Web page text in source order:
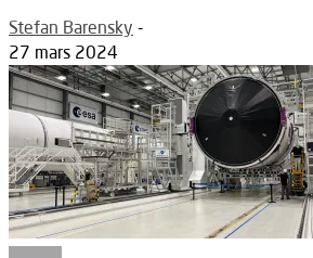
Stefan Barensky -
27 mars 2024